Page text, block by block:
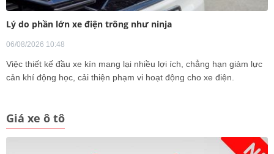
Lý do phần lớn xe điện trông như ninja
06/08/2026 10:48
Việc thiết kế đầu xe kín mang lại nhiều lợi ích, chẳng hạn giảm lực
cản khí động học, cải thiện phạm vi hoạt động cho xe điện.
Giá xe ô tô